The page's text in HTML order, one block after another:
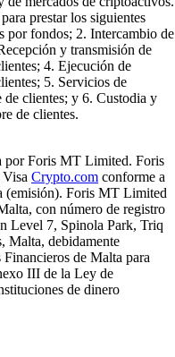
prestar los siguientes
por fondos; 2. Intercambio de
y transmisión de
4. Ejecución de
5. Servicios de
de clientes; y 6. Custodia y
de clientes.
por Foris MT Limited. Foris
Crypto.com conforme a
(emisión). Foris MT Limited
con número de registro
Level 7, Spinola Park, Triq
Malta, debidamente
de Malta para
III de la Ley de
de dinero